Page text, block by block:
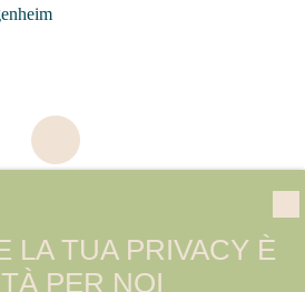
LA TUA PRIVACY È
PER NOI